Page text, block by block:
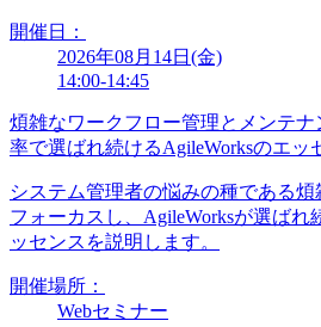
開催日：
2026年08月14日(金)
14:00-14:45
煩雑なワークフロー管理とメンテ
率で選ばれ続けるAgileWorksのエッ
システム管理者の悩みの種である
フォーカスし、AgileWorksが選ばれ
ッセンスを説明します。
開催場所：
Webセミナー